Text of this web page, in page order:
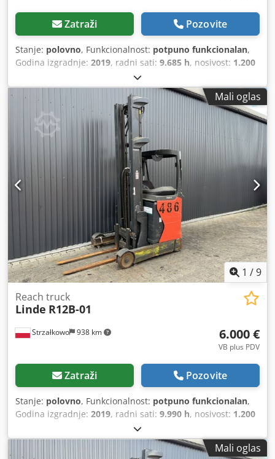
Zatraži Pozovite
Stanje: polovno, Funkcionalnost: potpuno funkcionalan,
Godina izgradnje: 2019, radni sati: 9.685 h, nosivost: 1.200
7.260 mm
mm, vrsta goriva:električni, vrsta jarbola:triplex,
građevinska visina:
3.074 mm, vrsta pogona:Elektro,
Mali oglas
1 /9
Strzałkowo 938 km
Reach truck
Linde R12B-01
6.000 €
VB plus PDV
Zatraži Pozovite
Stanje: polovno, Funkcionalnost: potpuno funkcionalan,
Godina izgradnje: 2019, radni sati: 9.990 h, nosivost: 1.200
7.260 mm
mm, vrsta goriva:električni, vrsta jarbola:triplex,
građevinska visina:
, vrsta pogona:Elektro,
Mali oglas